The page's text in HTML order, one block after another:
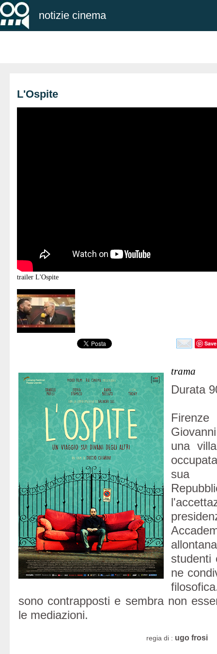
notizie cinema
L'Ospite
trailer L'Ospite
Save
trama
Durata
una
sua
studenti
ne
sono contrapposti e sembra non
le mediazioni.
regia di : ugo frosi